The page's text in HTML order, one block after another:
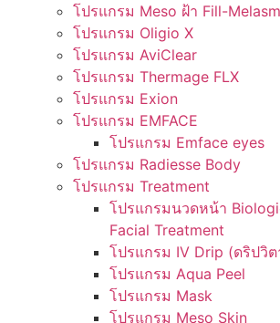
โปรแกรม Meso ฝ้า Fill-
โปรแกรม Oligio X
โปรแกรม AviClear
โปรแกรม Thermage FLX
โปรแกรม Exion
โปรแกรม EMFACE
โปรแกรม Emface eyes
โปรแกรม Radiesse Body
โปรแกรม Treatment
โปรแกรมนวดหน้า
Facial Treatment
โปรแกรม IV Drip (ดริปวิ
โปรแกรม Aqua Peel
โปรแกรม Mask
โปรแกรม Meso Skin